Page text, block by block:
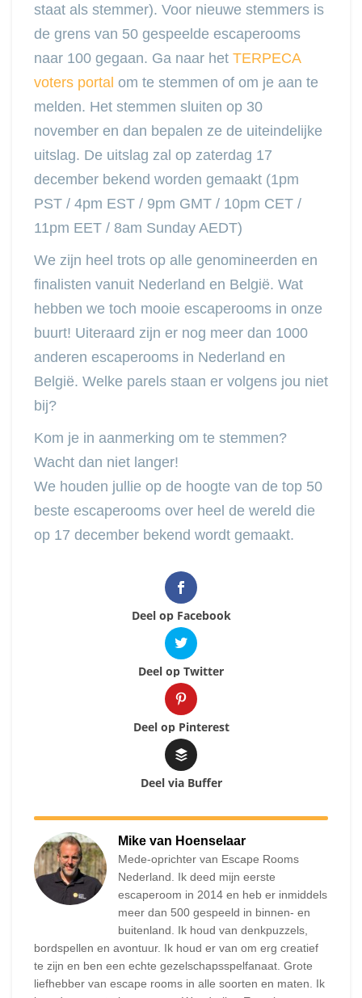
staat als stemmer). Voor nieuwe stemmers is
de grens van 50 gespeelde escaperooms
naar 100 gegaan. Ga naar het TERPECA
voters portal om te stemmen of om je aan te
melden. Het stemmen sluiten op 30
november en dan bepalen ze de uiteindelijke
uitslag. De uitslag zal op zaterdag 17
december bekend worden gemaakt (1pm
PST / 4pm EST / 9pm GMT / 10pm CET /
11pm EET / 8am Sunday AEDT)
We zijn heel trots op alle genomineerden en
finalisten vanuit Nederland en België. Wat
hebben we toch mooie escaperooms in onze
buurt! Uiteraard zijn er nog meer dan 1000
anderen escaperooms in Nederland en
België. Welke parels staan er volgens jou niet
bij?
Kom je in aanmerking om te stemmen?
Wacht dan niet langer!
We houden jullie op de hoogte van de top 50
beste escaperooms over heel de wereld die
op 17 december bekend wordt gemaakt.
Deel op Facebook
Deel op Twitter
Deel op Pinterest
Deel via Buffer
Mike van Hoenselaar
Mede-oprichter van Escape Rooms
Nederland. Ik deed mijn eerste
escaperoom in 2014 en heb er inmiddels
meer dan 500 gespeeld in binnen- en
buitenland. Ik houd van denkpuzzels,
bordspellen en avontuur. Ik houd er van om erg creatief
te zijn en ben een echte gezelschapsspelfanaat. Grote
liefhebber van escape rooms in alle soorten en maten. Ik